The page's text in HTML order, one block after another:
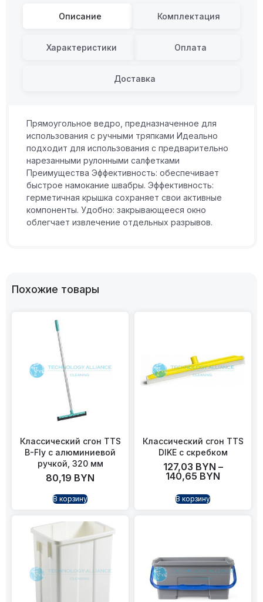
Описание Комплектация
Характеристики Оплата
Доставка
Прямоугольное ведро, предназначенное для
использования с ручными тряпками Идеально
подходит для использования с предварительно
нарезанными рулонными салфетками
Преимущества Эффективность: обеспечивает
быстрое намокание швабры. Эффективность:
герметичная крышка сохраняет свои активные
компоненты. Удобно: закрывающееся окно
облегчает извлечение отдельных разрывов.
Похожие товары
Классический сгон TTS
B-Fly с алюминиевой
ручкой, 320 мм
80,19 BYN
В корзину
Классический сгон TTS
DIKE с скребком
127,03 BYN –
140,65 BYN
В корзину